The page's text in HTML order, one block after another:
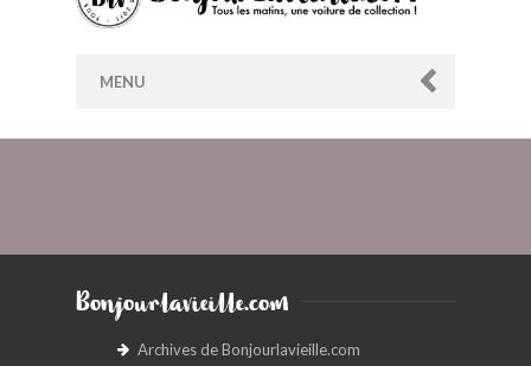
MENU
Bonjourlavieille.com
Archives de Bonjourlavieille.com